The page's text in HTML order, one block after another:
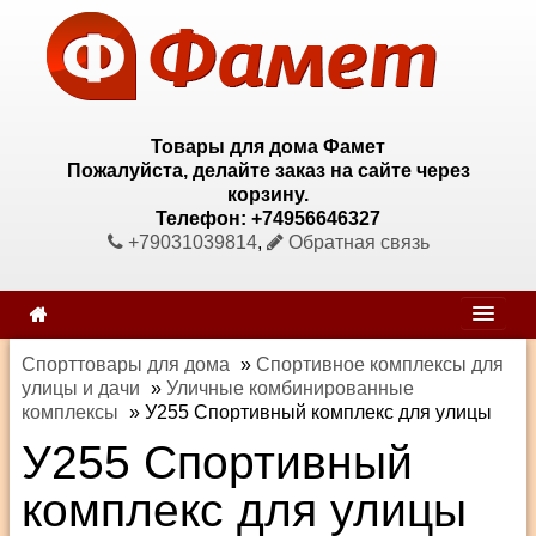
Товары для дома Фамет
Пожалуйста, делайте заказ на сайте через
корзину.
Телефон: +74956646327
+79031039814, Обратная связь
Спорттовары для дома » Спортивное комплексы для
улицы и дачи » Уличные комбинированные
комплексы » У255 Спортивный комплекс для улицы
У255 Спортивный
комплекс для улицы